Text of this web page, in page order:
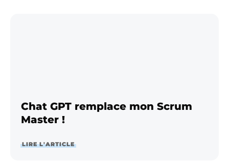
Chat GPT remplace mon Scrum
Master !
LIRE L'ARTICLE